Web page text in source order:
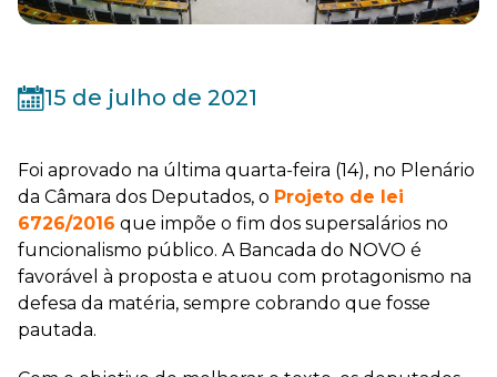
15 de julho de 2021
Foi aprovado na última quarta-feira (14), no Plenário
da Câmara dos Deputados, o Projeto de lei
6726/2016 que impõe o fim dos supersalários no
funcionalismo público. A Bancada do NOVO é
favorável à proposta e atuou com protagonismo na
defesa da matéria, sempre cobrando que fosse
pautada.